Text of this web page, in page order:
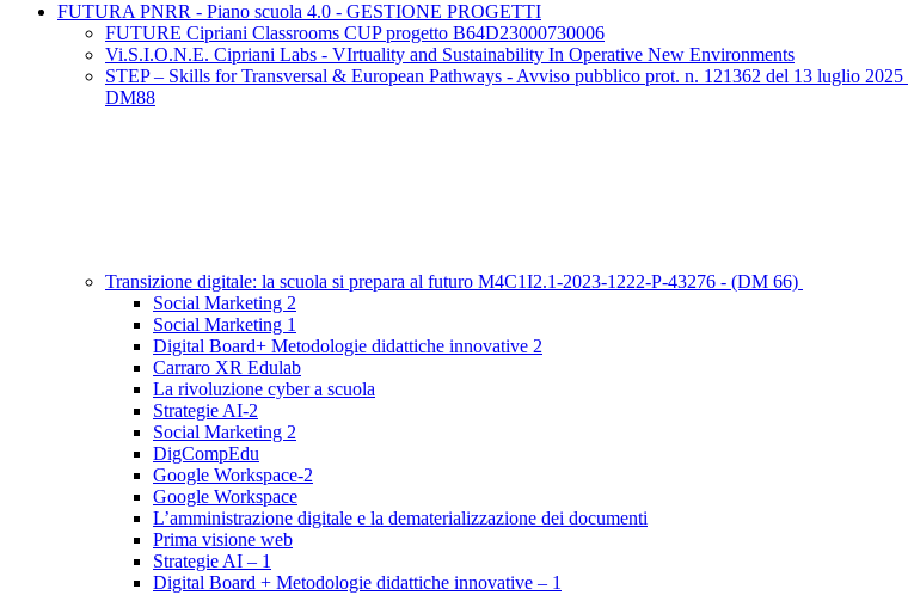
FUTURA PNRR - Piano scuola 4.0 - GESTIONE PROGETTI
FUTURE Cipriani Classrooms CUP progetto B64D23000730006
Vi.S.I.O.N.E. Cipriani Labs - VIrtuality and Sustainability In Operative New Environments
STEP – Skills for Transversal & European Pathways - Avviso pubblico prot. n. 121362 del 13 luglio
DM88
Transizione digitale: la scuola si prepara al futuro M4C1I2.1-2023-1222-P-43276 - (DM 66)
Social Marketing 2
Social Marketing 1
Digital Board+ Metodologie didattiche innovative 2
Carraro XR Edulab
La rivoluzione cyber a scuola
Strategie AI-2
Social Marketing 2
DigCompEdu
Google Workspace-2
Google Workspace
L’amministrazione digitale e la dematerializzazione dei documenti
Prima visione web
Strategie AI – 1
Digital Board + Metodologie didattiche innovative – 1